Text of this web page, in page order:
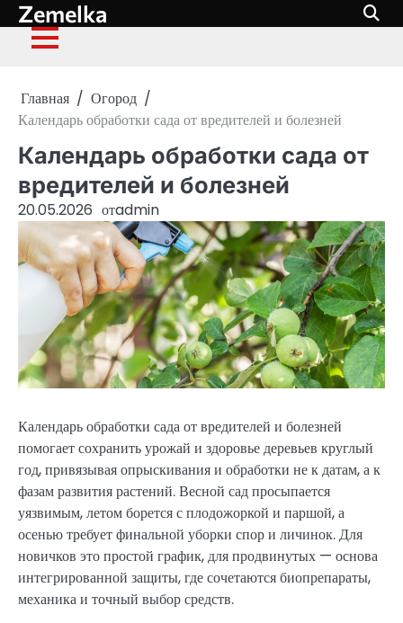
Перейти
к
содержимому
Zemelka
Главная
Огород
Календарь обработки сада от вредителей и болезней
Календарь обработки сада от
вредителей и болезней
20.05.2026 отadmin
Календарь обработки сада от вредителей и болезней
помогает сохранить урожай и здоровье деревьев круглый
год, привязывая опрыскивания и обработки не к датам, а к
фазам развития растений. Весной сад просыпается
уязвимым, летом борется с плодожоркой и паршой, а
осенью требует финальной уборки спор и личинок. Для
новичков это простой график, для продвинутых — основа
интегрированной защиты, где сочетаются биопрепараты,
механика и точный выбор средств.